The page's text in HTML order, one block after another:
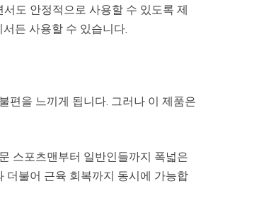
도 안정적으로 사용할 수 있도록 제
든 사용할 수 있습니다.
편을 느끼게 됩니다. 그러나 이 제품은
스포츠맨부터 일반인들까지 폭넓은
더불어 근육 회복까지 동시에 가능합